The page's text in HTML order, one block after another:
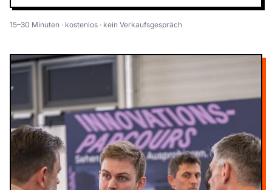
15–30 Minuten · kostenlos · kein Verkaufsgespräch